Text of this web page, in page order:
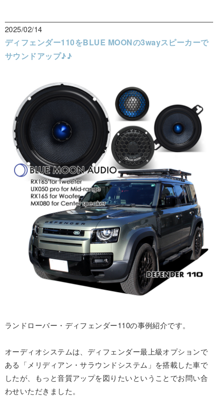
2025/02/14
ディフェンダー110をBLUE MOONの3wayスピーカーで
サウンドアップ♪♪
ランドローバー・ディフェンダー110の事例紹介です。
オーディオシステムは、ディフェンダー最上級オプションで
ある「メリディアン・サラウンドシステム」を搭載した車で
したが、もっと音質アップを図りたいということでお問い合
わせいただきました。